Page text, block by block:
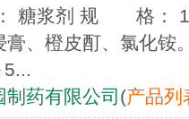
糖浆剂 规 格：
、橙皮酊、氯化铵
制药有限公司 (产品列